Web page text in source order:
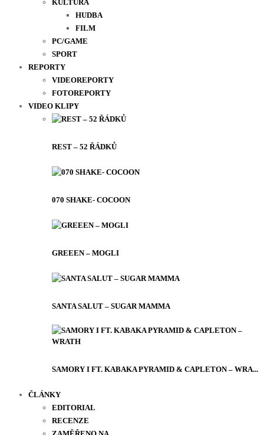
KULTURA
HUDBA
FILM
PC/GAME
SPORT
REPORTY
VIDEOREPORTY
FOTOREPORTY
VIDEO KLIPY
REST – 52 ŘÁDKŮ
070 SHAKE- COCOON
GREEEN – MOGLI
SANTA SALUT – SUGAR MAMMA
SAMORY I FT. KABAKA PYRAMID & CAPLETON – WRA...
ČLÁNKY
EDITORIAL
RECENZE